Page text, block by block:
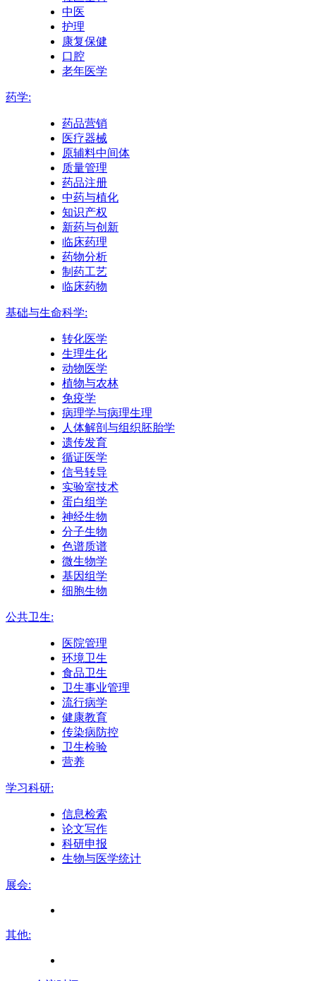
中医
护理
康复保健
口腔
老年医学
药学:
药品营销
医疗器械
原辅料中间体
质量管理
药品注册
中药与植化
知识产权
新药与创新
临床药理
药物分析
制药工艺
临床药物
基础与生命科学:
转化医学
生理生化
动物医学
植物与农林
免疫学
病理学与病理生理
人体解剖与组织胚胎学
遗传发育
循证医学
信号转导
实验室技术
蛋白组学
神经生物
分子生物
色谱质谱
微生物学
基因组学
细胞生物
公共卫生:
医院管理
环境卫生
食品卫生
卫生事业管理
流行病学
健康教育
传染病防控
卫生检验
营养
学习科研:
信息检索
论文写作
科研申报
生物与医学统计
展会:
其他: